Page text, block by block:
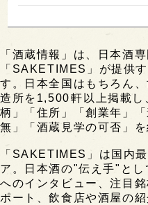
「酒蔵情報」は、日本酒
「SAKETIMES」が提供
す。日本全国はもちろん
造所を1,500軒以上掲載
柄」「住所」「創業年」
無」「酒蔵見学の可否」を
「SAKETIMES」は国内
ア。日本酒の"伝え手"と
へのインタビュー、注目
ポート、飲食店や酒屋の